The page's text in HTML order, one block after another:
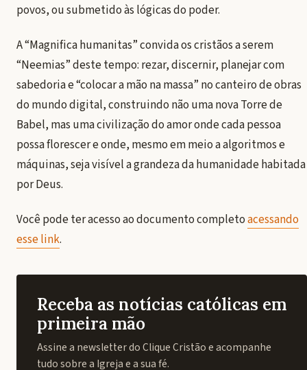
povos, ou submetido às lógicas do poder.
A “Magnifica humanitas” convida os cristãos a serem
“Neemias” deste tempo: rezar, discernir, planejar com
sabedoria e “colocar a mão na massa” no canteiro de obras
do mundo digital, construindo não uma nova Torre de
Babel, mas uma civilização do amor onde cada pessoa
possa florescer e onde, mesmo em meio a algoritmos e
máquinas, seja visível a grandeza da humanidade habitada
por Deus.
Você pode ter acesso ao documento completoacessando
esse link.
Receba as notícias católicas em
primeira mão
Assine a newsletter do Clique Cristão e acompanhe
tudo sobre a Igreja e a sua fé.